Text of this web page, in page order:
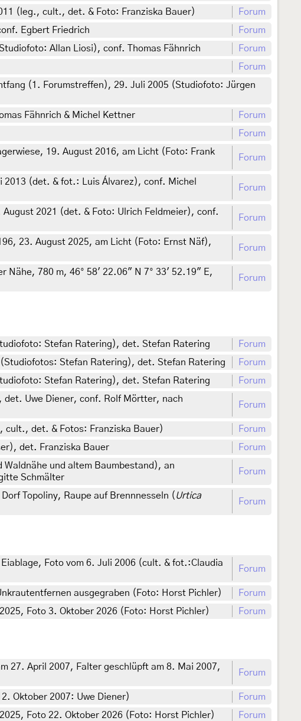
(leg., cult., det. & Foto: Franziska Bauer)
Forum
Egbert Friedrich
Forum
Allan Liosi), conf. Thomas Fähnrich
Forum
Forum
(1. Forumstreffen), 29. Juli 2005 (Studiofoto: Jürgen
Fähnrich & Michel Kettner
Forum
Forum
19. August 2016, am Licht (Foto: Frank
Forum
2013 (det. & fot.: Luis Álvarez), conf. Michel
Forum
2021 (det. & Foto: Ulrich Feldmeier), conf.
Forum
23. August 2025, am Licht (Foto: Ernst Näf),
Forum
780 m, 46° 58′ 22.06″ N 7° 33′ 52.19″ E,
Forum
Stefan Ratering), det. Stefan Ratering
Forum
Stefan Ratering), det. Stefan Ratering
Forum
Stefan Ratering), det. Stefan Ratering
Forum
Uwe Diener, conf. Rolf Mörtter, nach
Forum
cult., det. & Fotos: Franziska Bauer)
Forum
det. Franziska Bauer
Forum
und altem Baumbestand), an
Schmälter
Forum
Topoliny, Raupe auf Brennnesseln ( Urtica
Forum
Foto vom 6. Juli 2006 (cult. & fot.:Claudia
Forum
ausgegraben (Foto: Horst Pichler)
Forum
Foto 3. Oktober 2026 (Foto: Horst Pichler) Forum
27. April 2007, Falter geschlüpft am 8. Mai 2007,
Forum
Oktober 2007: Uwe Diener)
Forum
Foto 22. Oktober 2026 (Foto: Horst Pichler)
Forum